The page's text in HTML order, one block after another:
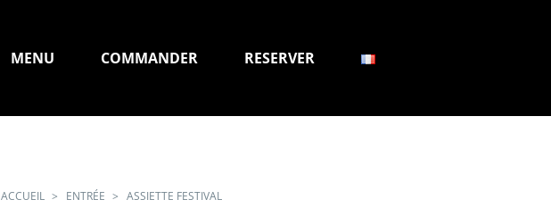
MENU COMMANDER RESERVER
ACCUEIL ENTRÉE ASSIETTE FESTIVAL